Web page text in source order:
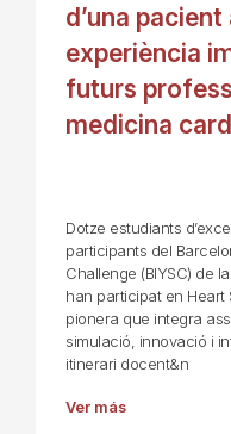
d’una
experiència
futurs
medicina
Dotze estudiants
participants del
Challenge (BIYSC) de
han participat en Heart
pionera que integra
simulació, innovació i
itinerari docent&n
Ver más